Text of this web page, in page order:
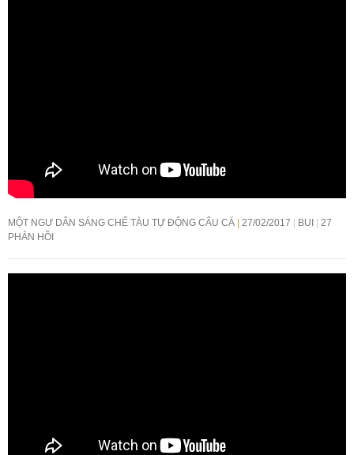
MỘT NGƯ DÂN SÁNG CHẾ TÀU TỰ ĐỘNG CÂU CÁ 27/02/2017 BUI
27
PHẢN HỒI